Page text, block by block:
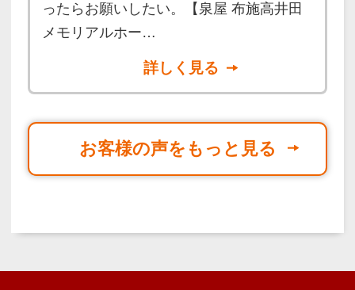
ったらお願いしたい。【泉屋 布施高井田
メモリアルホー…
詳しく見る
お客様の声をもっと見る